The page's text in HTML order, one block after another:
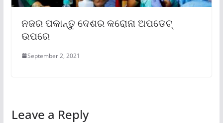
ନଜର ପକାନ୍ତୁ ଦେଶର କରୋନା ଅପଡେଟ୍
ଉପରେ
September 2, 2021
Leave a Reply